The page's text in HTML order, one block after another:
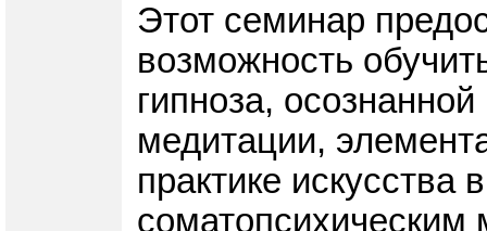
Этот семинар
возможность
гипноза,
медитации,
практике искусства